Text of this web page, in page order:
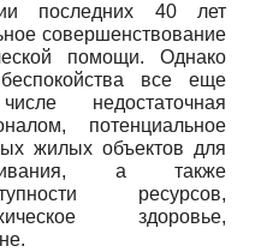
последних 40 лет
совершенствование
помощи. Однако
все еще
недостаточная
потенциальное
жилых объектов для
а также
ресурсов,
здоровье,